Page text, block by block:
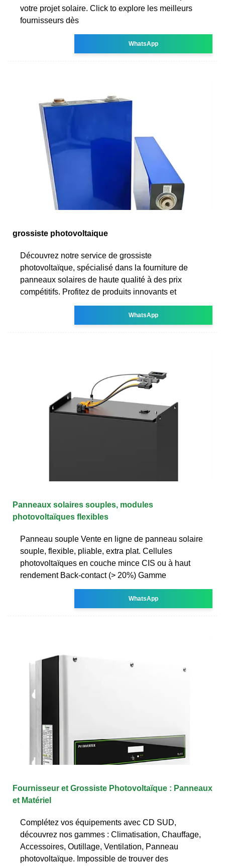
votre projet solaire. Click to explore les meilleurs
fournisseurs dès
WhatsApp
grossiste photovoltaique
Découvrez notre service de grossiste
photovoltaïque, spécialisé dans la fourniture de
panneaux solaires de haute qualité à des prix
compétitifs. Profitez de produits innovants et
WhatsApp
Panneaux solaires souples, modules
photovoltaïques flexibles
Panneau souple Vente en ligne de panneau solaire
souple, flexible, pliable, extra plat. Cellules
photovoltaïques en couche mince CIS ou à haut
rendement Back-contact (> 20%) Gamme
WhatsApp
Fournisseur et Grossiste Photovoltaïque : Panneaux
et Matériel
Complétez vos équipements avec CD SUD,
découvrez nos gammes : Climatisation, Chauffage,
Accessoires, Outillage, Ventilation, Panneau
photovoltaïque. Impossible de trouver des